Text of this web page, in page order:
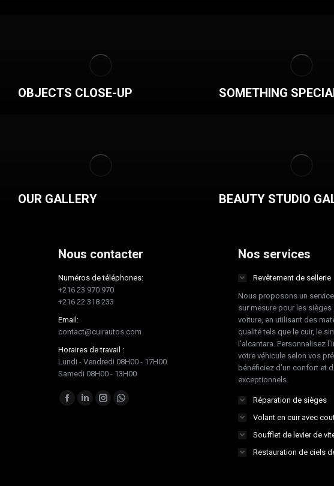
OBJECTS CLOSE-UP SOMETHING
OUR GALLERY BEAUTY STUDIO
Nous contacter
Numéros de téléphones:
+216 23 970 970
+216 22 318 233
Email:
contact@cuirautos.com
Horaires de travail :
Lundi - Vendredi 08H00 - 17H00
Samedi 08H00 - 13H00
Trouvez nous sur :
Facebook
LinkedInInstagramWhatsapp
Nos services
Revêtement de sellerie
Nous proposons un
sur mesure pour les sièges
voiture, en utilisant des
qualité tels que le cuir, le
l'alcantara. Personnalisez
votre véhicule selon vos
bénéficiez d'un confort et
exceptionnels.
Réparation de sièges
Volant en cuir avec
Soufflet de levier de
Restauration de ciels